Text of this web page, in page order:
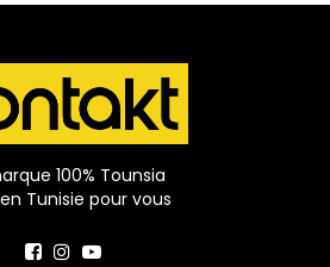
100% Tounsia
Tunisie pour vous